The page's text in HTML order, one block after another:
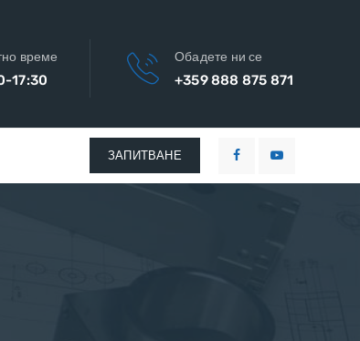
време
17:30
Обадете ни се
+359 888 875 871
ЗАПИТВАНЕ